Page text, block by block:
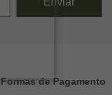
Formas de Pagamento